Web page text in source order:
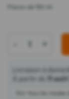
Flacon de 150 ml
+
Livraison à
À partir du
11
Voir tous les modes